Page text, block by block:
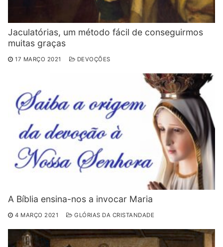
Jaculatórias, um método fácil de conseguirmos
muitas graças
17 MARÇO 2021 DEVOÇÕES
A Bíblia ensina-nos a invocar Maria
4 MARÇO 2021 GLÓRIAS DA CRISTANDADE